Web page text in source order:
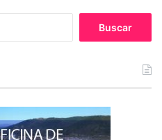
: